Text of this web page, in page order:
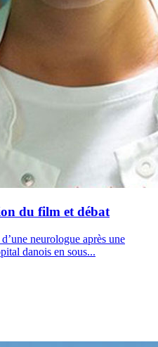
du film et débat
neurologue après une
danois en sous...